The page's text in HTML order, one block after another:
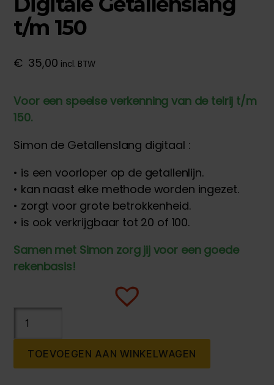
t/m 150
€ 35,00 incl. BTW
Voor een speelse verkenning van de telrij t/m
150.
Simon de Getallenslang digitaal :
• is een voorloper op de getallenlijn.
• kan naast elke methode worden ingezet.
• zorgt voor grote betrokkenheid.
• is ook verkrijgbaar tot 20 of 100.
Samen met Simon zorg jij voor een goede
rekenbasis!
Getallenslang
TOEVOEGEN AAN WINKELWAGEN